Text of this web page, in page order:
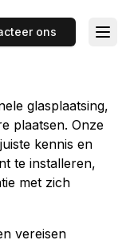
ons
glasplaatsing,
plaatsen. Onze
kennis en
te installeren,
met zich
vereisen